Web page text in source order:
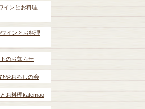
ンとお料理
インとお料理
のお知らせ
やおろしの会
お料理katemao